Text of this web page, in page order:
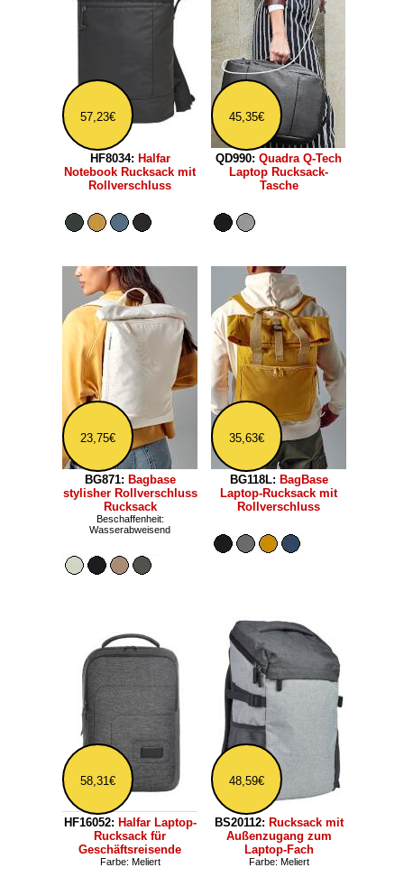
57,23€
HF8034: Halfar
Notebook Rucksack mit
Rollverschluss
45,35€
QD990: Quadra Q-Tech
Laptop Rucksack-
Tasche
23,75€
BG871: Bagbase
stylisher Rollverschluss
Rucksack
Beschaffenheit:
Wasserabweisend
35,63€
BG118L: BagBase
Laptop-Rucksack mit
Rollverschluss
58,31€
HF16052: Halfar Laptop-
Rucksack für
Geschäftsreisende
Farbe: Meliert
48,59€
BS20112: Rucksack mit
Außenzugang zum
Laptop-Fach
Farbe: Meliert